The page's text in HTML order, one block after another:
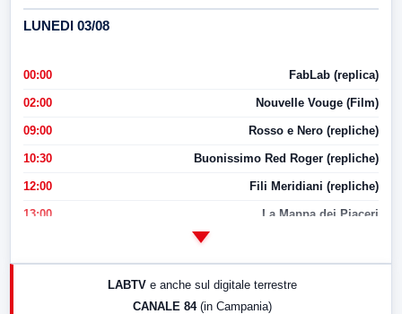
LUNEDI 03/08
00:00 FabLab (replica)
02:00 Nouvelle Vouge (Film)
09:00 Rosso e Nero (repliche)
10:30 Buonissimo Red Roger (repliche)
12:00 Fili Meridiani (repliche)
13:00 La Mappa dei Piaceri
LABTV e anche sul digitale terrestre
CANALE 84 (in Campania)